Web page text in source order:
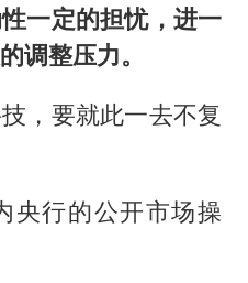
一定的担忧，进一
调整压力。
，要就此一去不复
央行的公开市场操